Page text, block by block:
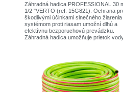
Záhradná hadica PROFESSIONAL 30
1/2 "VERTO (ref. 15G821). Ochrana
škodlivými účinkami slnečného žiarenia
systémom proti riasam umožní dlhú a
efektívnu bezporuchovú prevádzku.
Záhradná hadica umožňuje prietok
Značka VERTO je široký sortiment
záhradných, dielenských a domácich
potrieb.
Ručné a elektrické náradie sú ideálne
stredné zaťaženie.